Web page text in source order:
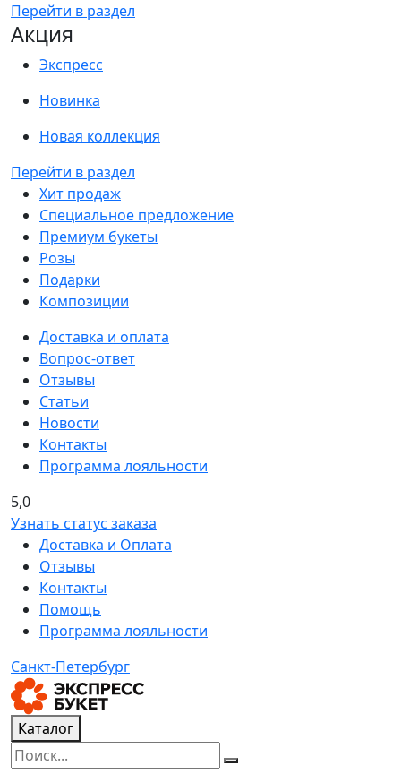
Перейти в раздел
Акция
Экспресс
Новинка
Новая коллекция
Перейти в раздел
Хит продаж
Специальное предложение
Премиум букеты
Розы
Подарки
Композиции
Доставка и оплата
Вопрос-ответ
Отзывы
Статьи
Новости
Контакты
Программа лояльности
5,0
Узнать статус заказа
Доставка и Оплата
Отзывы
Контакты
Помощь
Программа лояльности
Санкт-Петербург
Каталог